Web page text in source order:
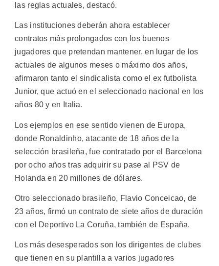
las reglas actuales, destacó.
Las instituciones deberán ahora establecer
contratos más prolongados con los buenos
jugadores que pretendan mantener, en lugar de los
actuales de algunos meses o máximo dos años,
afirmaron tanto el sindicalista como el ex futbolista
Junior, que actuó en el seleccionado nacional en los
años 80 y en Italia.
Los ejemplos en ese sentido vienen de Europa,
donde Ronaldinho, atacante de 18 años de la
selección brasileña, fue contratado por el Barcelona
por ocho años tras adquirir su pase al PSV de
Holanda en 20 millones de dólares.
Otro seleccionado brasileño, Flavio Conceicao, de
23 años, firmó un contrato de siete años de duración
con el Deportivo La Coruña, también de España.
Los más desesperados son los dirigentes de clubes
que tienen en su plantilla a varios jugadores